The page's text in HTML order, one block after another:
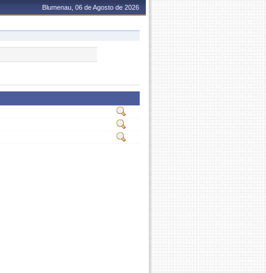
Blumenau, 06 de Agosto de 2026